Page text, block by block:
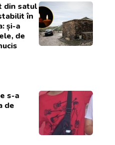
din satul
în
și-a
de
s-a
de